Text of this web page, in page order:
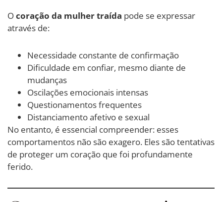
Ocoração da mulher traída pode se expressar
através de:
Necessidade constante de confirmação
Dificuldade em confiar, mesmo diante de
mudanças
Oscilações emocionais intensas
Questionamentos frequentes
Distanciamento afetivo e sexual
No entanto, é essencial compreender: esses
comportamentos não são exagero. Eles são tentativas
de proteger um coração que foi profundamente
ferido.